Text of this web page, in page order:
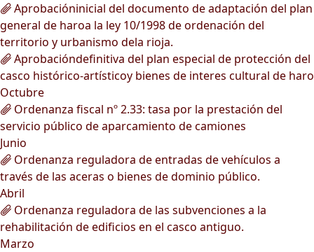
Aprobacióninicial del documento de adaptación del plan
general de haroa la ley 10/1998 de ordenación del
territorio y urbanismo dela rioja.
Aprobacióndefinitiva del plan especial de protección del
casco histórico-artísticoy bienes de interes cultural de haro
Octubre
Ordenanza fiscal nº 2.33: tasa por la prestación del
servicio público de aparcamiento de camiones
Junio
Ordenanza reguladora de entradas de vehículos a
través de las aceras o bienes de dominio público.
Abril
Ordenanza reguladora de las subvenciones a la
rehabilitación de edificios en el casco antiguo.
Marzo